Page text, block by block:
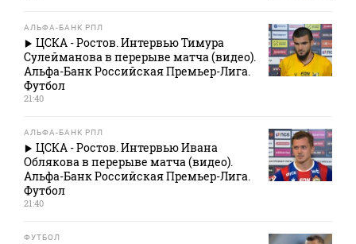
АЛЬФА-БАНК РПЛ
ЦСКА - Ростов. Интервью Тимура
Сулейманова в перерыве матча (видео).
Альфа-Банк Российская Премьер-Лига.
Футбол
21:40
АЛЬФА-БАНК РПЛ
ЦСКА - Ростов. Интервью Ивана
Облякова в перерыве матча (видео).
Альфа-Банк Российская Премьер-Лига.
Футбол
21:40
ФУТБОЛ